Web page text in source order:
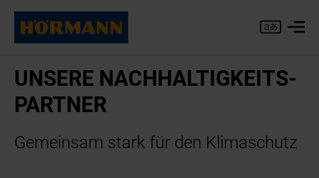
UN­SE­RE NACH­HAL­TIG­KEITS­
PART­NER
Ge­mein­sam stark für den Kli­ma­schutz